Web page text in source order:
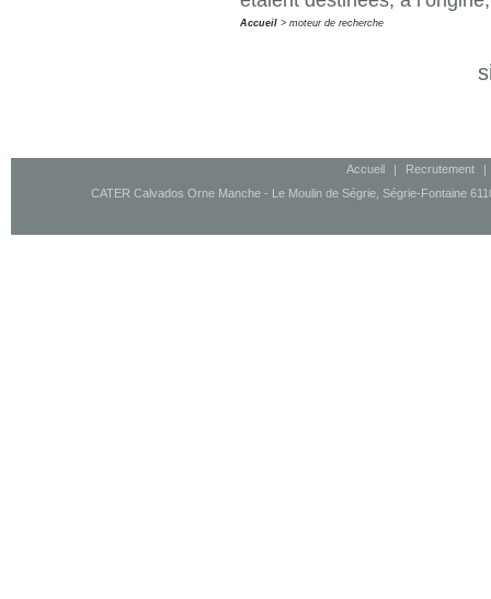
Accueil moteur de recherche
Accueil | Recrutement
|
CATER Calvados Orne Manche - Le Moulin de Ségrie, Ségrie-Fontaine